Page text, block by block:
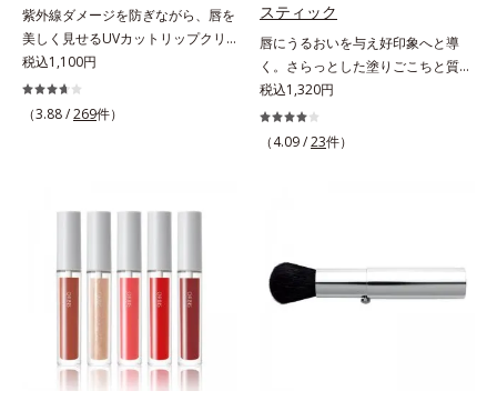
リリルシラン配合＝保湿成分*5 ス
クワラン、ヒアルロン酸Na、加水
分解コラーゲン
る *2 シリカ、酸化チタン、トリエ
トキシカプリリルシラン、アルニカ
花エキス＝唇にうるおいを与える効
果と、凹凸を補正して見せる効果を
併せ持つ成分*3 ダイマージリノー
ル酸ダイマージリノレイルビス（ベ
リルエチルジメチコン＝水分によっ
て密着性を向上させ色持ちを叶える
成分
紫外線ダメージを防ぎながら、唇を
美しく見せるUVカットリップクリ
ーム。UV対策を忘れがちな唇に。
紫外線をカットしながら、顔色をパ
ッと明るく見せるUVカットリップ
種類の保湿成分（加水分解コラーゲ
ン、ゲットウ葉エキス）を配合して
いるから、カサつき・くすみ(*)など
ち。通常色は、どんな肌色にも似合
うカラーで、唇を美しく魅せながら
税込1,100円
（3.88 /269件）
スティック
唇にうるおいを与え好印象へと導
く。さらっとした塗りごこちと質感
で自然で好印象な口元に。さらっと
した軽やかな塗りごこちでありなが
らも、唇にうるおいを与える「モイ
抑えた質感で、自然で好印象な口元
へと導きます。3種の植物性保湿成
税込1,320円
（4.09 /23件）